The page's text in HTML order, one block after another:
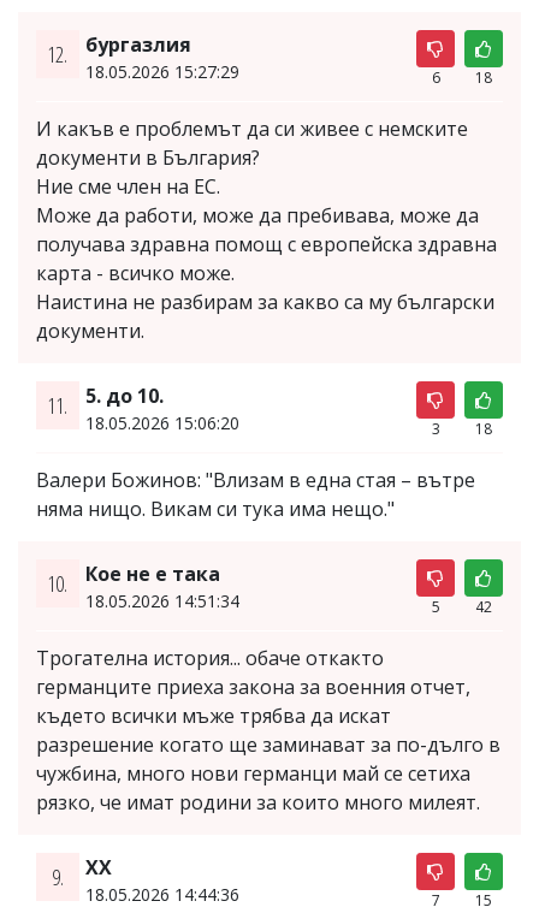
12. бургазлия
18.05.2026 15:27:29 6 18
И какъв е проблемът да си живее с немските
документи в България?
Ние сме член на ЕС.
Може да работи, може да пребивава, може да
получава здравна помощ с европейска здравна
карта - всичко може.
Наистина не разбирам за какво са му български
документи.
11. 5. до 10.
18.05.2026 15:06:20 3 18
Валери Божинов: "Влизам в една стая – вътре
няма нищо. Викам си тука има нещо."
10. Кое не е така
18.05.2026 14:51:34 5 42
Трогателна история... обаче откакто
германците приеха закона за военния отчет,
където всички мъже трябва да искат
разрешение когато ще заминават за по-дълго в
чужбина, много нови германци май се сетиха
рязко, че имат родини за които много милеят.
9. XX
18.05.2026 14:44:36 7 15